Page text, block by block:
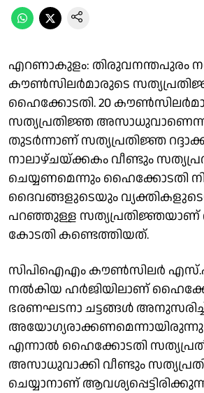
എറണാകുളം: തിരുവനന്തപുരം
കൗണ്‍സിലര്‍മാരുടെ സത്യപ്രതിജ്ഞ
ഹൈക്കോടതി. 20
സത്യപ്രതിജ്ഞ
തുടർന്നാണ് സത്യപ്രതിജ്ഞ
നാലാഴ്ചയ്ക്കകം വീണ്ടും
ചെയ്യണമെന്നും ഹൈക്കോടതി
ദൈവങ്ങളുടെയും
പറഞ്ഞുള്ള
കോടതി കണ്ടെത്തിയത്.
സിപിഐഎം കൗൺസിലർ
നൽകിയ ഹർജിയിലാണ്
ഭരണഘടനാ ചട്ടങ്ങൾ
എന്നാൽ ഹൈക്കോടതി
അസാധുവാക്കി വീണ്ടും
ചെയ്യാനാണ്